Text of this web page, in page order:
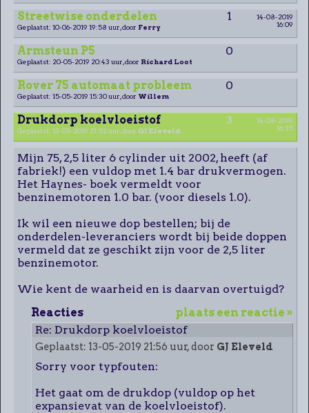
Streetwise onderdelen 1
14-08-2019
16:09
Geplaatst: 10-06-2019 19:58 uur, door Ferry
Armsteun P5 0
Geplaatst: 20-05-2019 20:43 uur, door Richard Loot
Rover 75 automaat probleem 0
Geplaatst: 15-05-2019 15:30 uur, door Willem
Drukdorp koelvloeistof 3
14-08-2019
16:35
Geplaatst: 13-05-2019 21:52 uur, door GJ Eleveld
Mijn 75, 2,5 liter 6 cylinder uit 2002, heeft (af
fabriek!) een vuldop met 1.4 bar drukvermogen.
Het Haynes- boek vermeldt voor
benzinemotoren 1.0 bar. (voor diesels 1.0).
Ik wil een nieuwe dop bestellen; bij de
onderdelen-leveranciers wordt bij beide doppen
vermeld dat ze geschikt zijn voor de 2,5 liter
benzinemotor.
Wie kent de waarheid en is daarvan overtuigd?
plaats een reactie »
Reacties
Re: Drukdorp koelvloeistof
Geplaatst: 13-05-2019 21:56 uur, door GJ Eleveld
Sorry voor typfouten:
Het gaat om de drukdop (vuldop op het
expansievat van de koelvloeistof).